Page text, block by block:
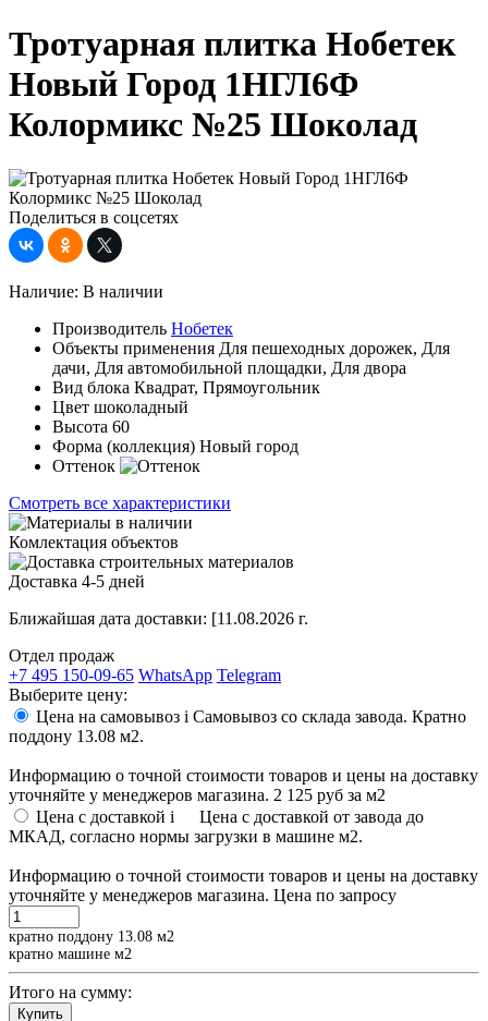
Тротуарная плитка Нобетек
Новый Город 1НГЛ6Ф
Колормикс №25 Шоколад
Поделиться в соцсетях
Наличие: В наличии
Производитель Нобетек
Объекты применения Для пешеходных дорожек, Для
дачи, Для автомобильной площадки, Для двора
Вид блока Квадрат, Прямоугольник
Цвет шоколадный
Высота 60
Форма (коллекция) Новый город
Оттенок
Смотреть все характеристики
Комлектация объектов
Доставка 4-5 дней
Ближайшая дата доставки: [11.08.2026 г.
Отдел продаж
+7 495 150-09-65 WhatsApp Telegram
Выберите цену:
Цена на самовывоз i Самовывоз со склада завода. Кратно
поддону 13.08 м2.
Информацию о точной стоимости товаров и цены на доставку
уточняйте у менеджеров магазина. 2 125 руб за м2
Цена с доставкой i
Цена с доставкой от завода до
МКАД, согласно нормы загрузки в машине м2.
Информацию о точной стоимости товаров и цены на доставку
уточняйте у менеджеров магазина. Цена по запросу
кратно поддону 13.08 м2
кратно машине м2
Итого на сумму:
Купить